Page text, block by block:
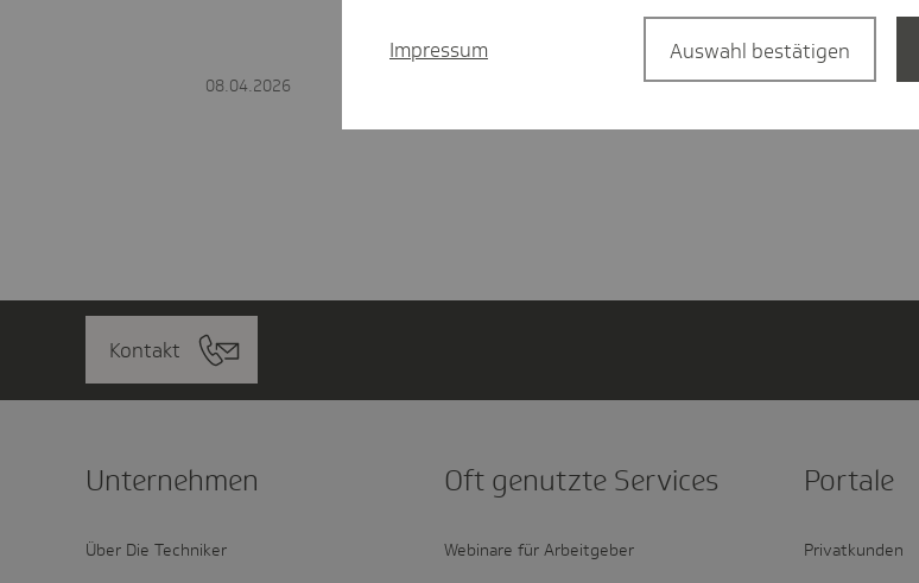
08.04.2026
Kontakt
Unter­nehmen
Über Die Techniker
Oft genutzte Services
Webinare für Arbeitgeber
Portale
Privatkunden
Impressum Auswahl bestätigen